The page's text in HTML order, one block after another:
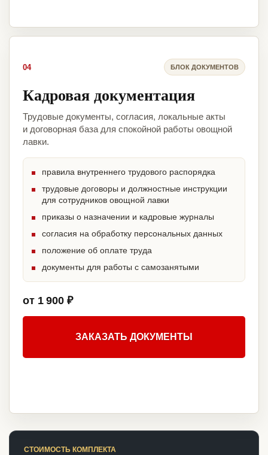
04 БЛОК ДОКУМЕНТОВ
Кадровая документация
Трудовые документы, согласия, локальные акты
и договорная база для спокойной работы овощной
лавки.
правила внутреннего трудового распорядка
трудовые договоры и должностные инструкции
для сотрудников овощной лавки
приказы о назначении и кадровые журналы
согласия на обработку персональных данных
положение об оплате труда
документы для работы с самозанятыми
от 1 900 ₽
ЗАКАЗАТЬ ДОКУМЕНТЫ
СТОИМОСТЬ КОМПЛЕКТА